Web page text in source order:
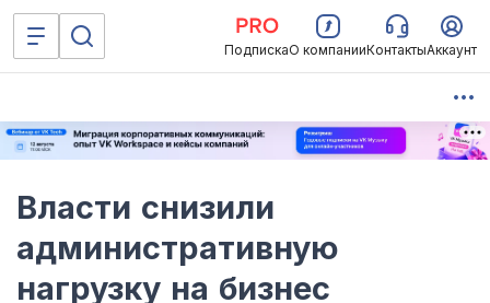
ПодпискаО компанииКонтактыАккаунт
Власти снизили
административную
нагрузку на бизнес